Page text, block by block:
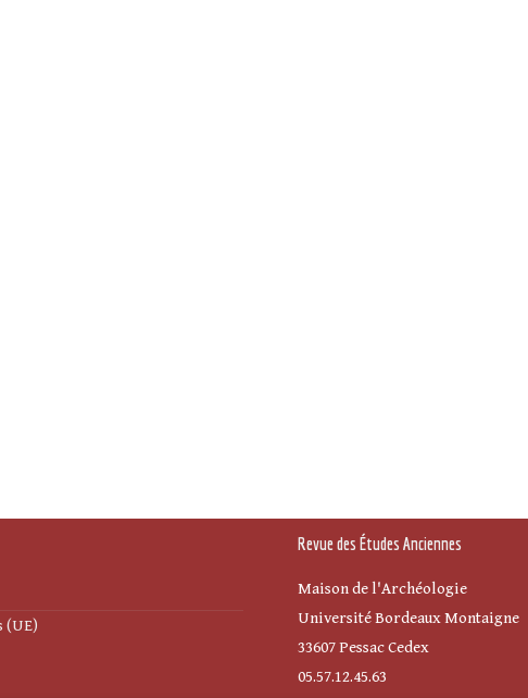
(UE)
Revue des Études Anciennes
Maison de l'Archéologie
Université Bordeaux Montaigne
33607 Pessac Cedex
05.57.12.45.63